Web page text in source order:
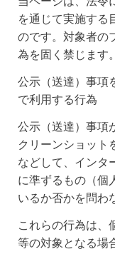
を通じて実施する
のです。対象者の
為を固く禁じます。
公示（送達）事項
で利用する行為
公示（送達）事項
クリーンショット
などして、インタ
に準ずるもの（個
いるか否かを問わ
これらの行為は、
等の対象となる場